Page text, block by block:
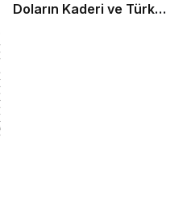
Doların Kaderi ve Türk